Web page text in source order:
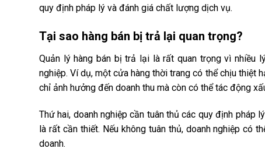
quy định pháp lý và đánh giá chất lượng dịch vụ.
Tại sao hàng bán bị trả lại quan trọng?
Quản lý hàng bán bị trả lại là rất quan trọng vì nhiều
nghiệp. Ví dụ, một cửa hàng thời trang có thể chịu thiệt
chỉ ảnh hưởng đến doanh thu mà còn có thể tác động
Thứ hai, doanh nghiệp cần tuân thủ các quy định pháp
là rất cần thiết. Nếu không tuân thủ, doanh nghiệp có
doanh.